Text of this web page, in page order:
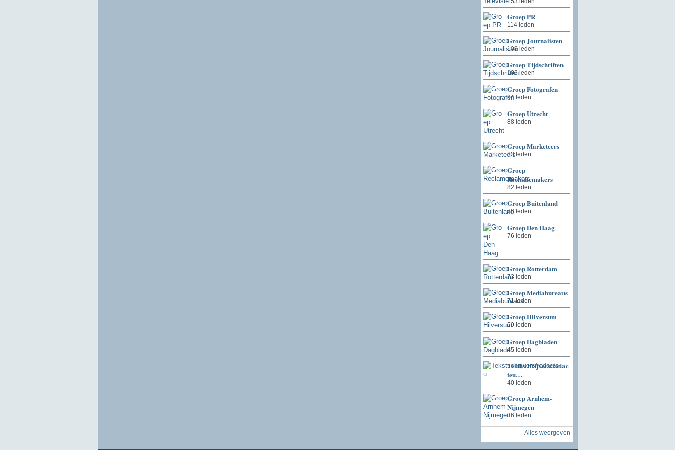
Groep PR
114 leden
Groep Journalisten
109 leden
Groep Tijdschriften
103 leden
Groep Fotografen
94 leden
Groep Utrecht
88 leden
Groep Marketeers
83 leden
Groep
Reclamemakers
82 leden
Groep Buitenland
76 leden
Groep Den Haag
76 leden
Groep Rotterdam
73 leden
Groep Mediabureaus
71 leden
Groep Hilversum
59 leden
Groep Dagbladen
45 leden
Tekstschrijvers/redac
teu…
40 leden
Groep Arnhem-
Nijmegen
36 leden
Alles weergeven